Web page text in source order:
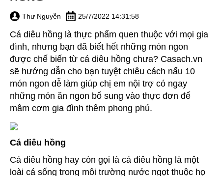
Thư Nguyễn 25/7/2022 14:31:58
Cá diêu hồng là thực phẩm quen thuộc với mọi gia
đình, nhưng bạn đã biết hết những món ngon
được chế biến từ cá diêu hồng chưa? Casach.vn
sẽ hướng dẫn cho bạn tuyệt chiêu cách nấu 10
món ngon dễ làm giúp chị em nội trợ có ngay
những món ăn ngon bổ sung vào thực đơn để
mâm cơm gia đình thêm phong phú.
Cá diêu hồng
Cá diêu hồng hay còn gọi là cá điêu hồng là một
loài cá sống trong môi trường nước ngọt thuộc họ